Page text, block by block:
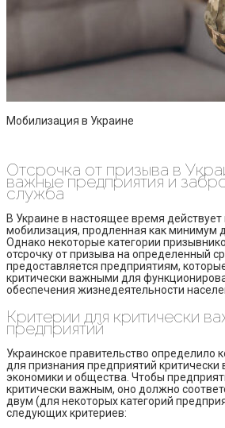
Мобилизация в Украине
Отсрочка от призыва в
важные предприятия и
служба
В Украине в настоящее время
мобилизация, продленная как минимум
Однако некоторые категории
отсрочку от призыва на определенный
предоставляется предприятиям,
критически важными для
обеспечения жизнедеятельности
Критерии для критически
предприятий
Украинское правительство определило
для признания предприятий
экономики и общества. Чтобы
критически важным, оно должно
двум (для некоторых категорий
следующих критериев: